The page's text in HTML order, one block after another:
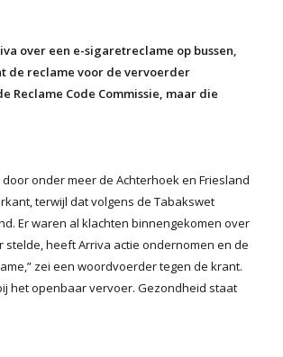
over een e-sigaretreclame op bussen,
de reclame voor de vervoerder
Code Commissie, maar die
onder meer de Achterhoek en Friesland
terwijl dat volgens de Tabakswet
Er waren al klachten binnengekomen over
stelde, heeft Arriva actie ondernomen en de
zei een woordvoerder tegen de krant.
het openbaar vervoer. Gezondheid staat